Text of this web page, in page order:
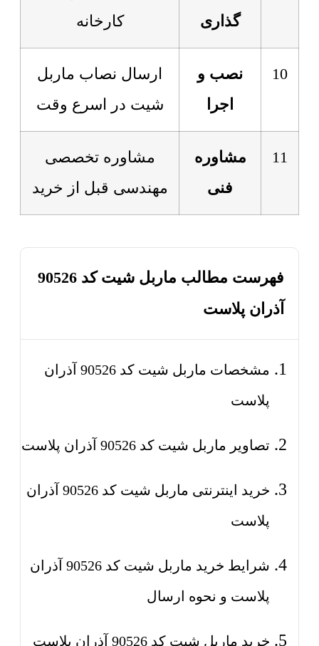
گذاری
کارخانه
10
نصب و
اجرا
ارسال نصاب ماربل
شیت در اسرع وقت
11
مشاوره
فنی
مشاوره تخصصی
مهندسی قبل از خرید
فهرست مطالب ماربل شیت کد 90526
آذران پلاست
مشخصات ماربل شیت کد 90526 آذران
پلاست
تصاویر ماربل شیت کد 90526 آذران پلاست
خرید اینترنتی ماربل شیت کد 90526 آذران
پلاست
شرایط خرید ماربل شیت کد 90526 آذران
پلاست و نحوه ارسال
خرید ماربل شیت کد 90526 آذران پلاست